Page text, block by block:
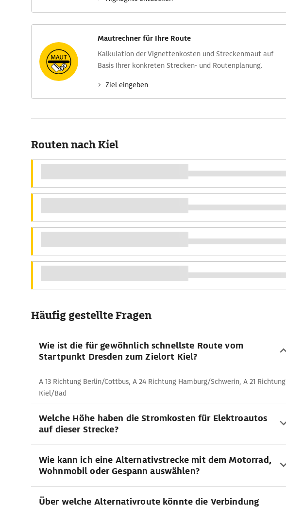
Mautrechner für Ihre Route
Kalkulation der Vignettenkosten und Streckenmaut auf
Basis Ihrer konkreten Strecken- und Routenplanung.
Ziel eingeben
Routen nach Kiel
Häufig gestellte Fragen
Wie ist die für gewöhnlich schnellste Route vom
Startpunkt Dresden zum Zielort Kiel?
A 13 Richtung Berlin/Cottbus, A 24 Richtung Hamburg/Schwerin, A 21 Richtung
Kiel/Bad
Welche Höhe haben die Stromkosten für Elektroautos
auf dieser Strecke?
Wie kann ich eine Alternativstrecke mit dem Motorrad,
Wohnmobil oder Gespann auswählen?
Über welche Alternativroute könnte die Verbindung